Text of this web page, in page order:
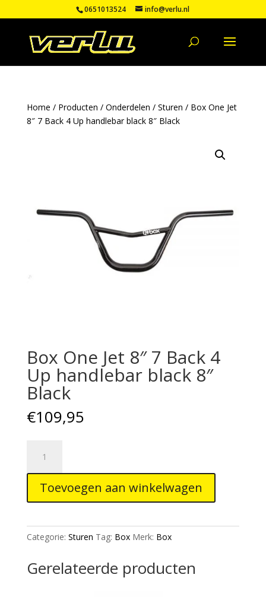
0651013524 info@verlu.nl
Home / Producten / Onderdelen / Sturen / Box One Jet
8″ 7 Back 4 Up handlebar black 8″ Black
Box One Jet 8″ 7 Back 4
Up handlebar black 8″
Black
€109,95
Jet
7
4
Up
black
Toevoegen aan winkelwagen
Categorie: Sturen Tag: Box Merk: Box
Gerelateerde producten